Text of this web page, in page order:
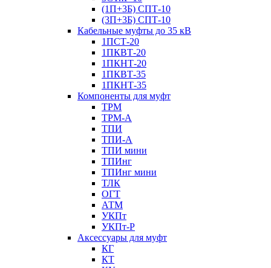
(1П+3Б) СПТ-10
(3П+3Б) СПТ-10
Кабельные муфты до 35 кВ
1ПСТ-20
1ПКВТ-20
1ПКНТ-20
1ПКВТ-35
1ПКНТ-35
Компоненты для муфт
ТРМ
ТРМ-А
ТПИ
ТПИ-А
ТПИ мини
ТПИнг
ТПИнг мини
ТЛК
ОГТ
АТМ
УКПт
УКПт-Р
Аксессуары для муфт
КГ
КТ